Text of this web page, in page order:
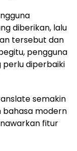
diberikan, lalu
tersebut dan
pengguna
perlu diperbaiki
semakin
bahasa modern
fitur